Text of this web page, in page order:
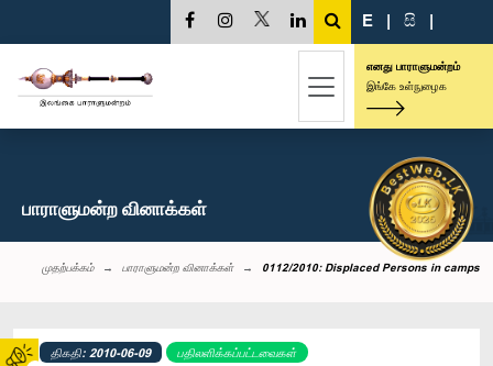
E | සි |
எனது பாராளுமன்றம்
இங்கே உள்நுழைக
பாராளுமன்ற வினாக்கள்
முதற்பக்கம் பாராளுமன்ற வினாக்கள் 0112/2010: Displaced Persons in camps
திகதி: 2010-06-09 பதிலளிக்கப்பட்டவைகள்